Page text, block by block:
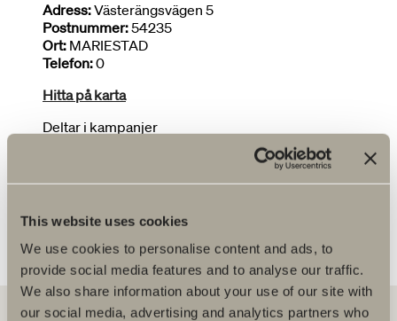
This website uses cookies
We use cookies to personalise content and ads, to
provide social media features and to analyse our traffic.
We also share information about your use of our site with
our social media, advertising and analytics partners who
Adress:Västerängsvägen 5
Postnummer:54235
Ort: MARIESTAD
Telefon:0
Hitta på karta
Deltar i kampanjer